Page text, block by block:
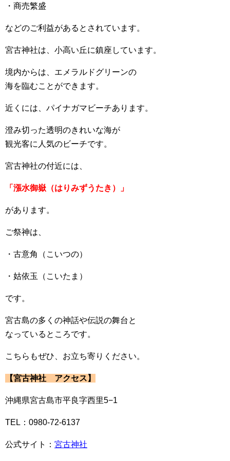
・商売繁盛
などのご利益があるとされています。
宮古神社は、小高い丘に鎮座しています。
境内からは、エメラルドグリーンの
海を臨むことができます。
近くには、パイナガマビーチあります。
澄み切った透明のきれいな海が
観光客に人気のビーチです。
宮古神社の付近には、
「漲水御嶽（はりみずうたき）」
があります。
ご祭神は、
・古意角（こいつの）
・姑依玉（こいたま）
です。
宮古島の多くの神話や伝説の舞台と
なっているところです。
こちらもぜひ、お立ち寄りください。
【宮古神社 アクセス】
沖縄県宮古島市平良字西里5−1
TEL：0980-72-6137
公式サイト： 宮古神社